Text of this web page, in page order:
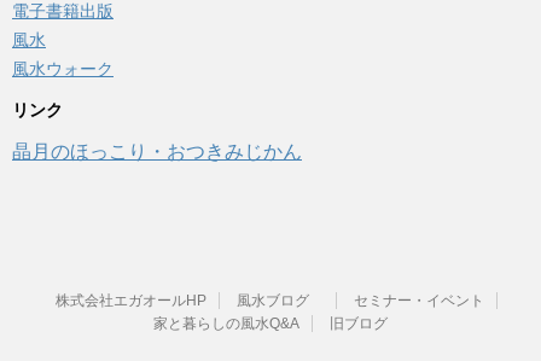
電子書籍出版
風水
風水ウォーク
リンク
晶月のほっこり・おつきみじかん
株式会社エガオールHP 風水ブログ
セミナー・イベント
家と暮らしの風水Q&A
旧ブログ